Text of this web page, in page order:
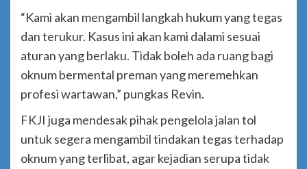
“Kami akan mengambil langkah hukum yang tegas
dan terukur. Kasus ini akan kami dalami sesuai
aturan yang berlaku. Tidak boleh ada ruang bagi
oknum bermental preman yang meremehkan
profesi wartawan,” pungkas Revin.
FKJI juga mendesak pihak pengelola jalan tol
untuk segera mengambil tindakan tegas terhadap
oknum yang terlibat, agar kejadian serupa tidak